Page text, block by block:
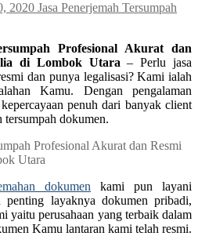
2020 Jasa Penerjemah Tersumpah
Profesional Akurat dan
di Lombok Utara – Perlu jasa
dan punya legalisasi? Kami ialah
Kamu. Dengan pengalaman
penuh dari banyak client
tersumpah dokumen.
dokumen kami pun layani
penting layaknya dokumen pribadi,
yaitu perusahaan yang terbaik dalam
Kamu lantaran kami telah resmi.